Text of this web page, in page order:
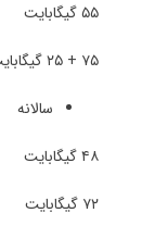
۵۵ گیگابایت
۷۵ + ۲۵ گیگابایت / ۲ تا ۷ صبح
سالانه
۴۸ گیگابایت
۷۲ گیگابایت